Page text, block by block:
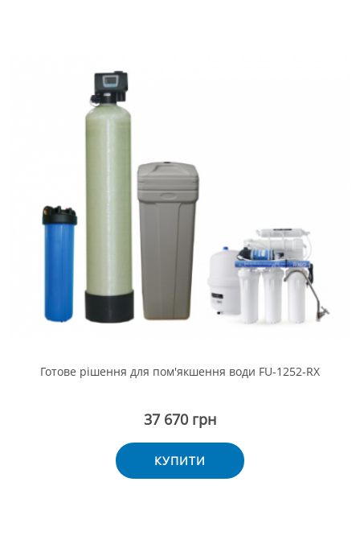
Готове рішення для пом'якшення води FU-1252-RX
37 670 грн
КУПИТИ